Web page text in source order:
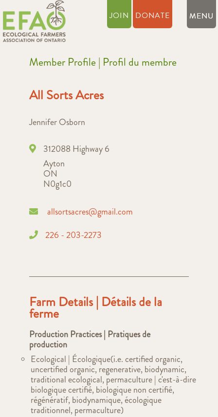
JOIN DONATE
Member Profile | Profil du membre
All Sorts Acres
Jennifer Osborn
312088 Highway 6
Ayton
ON
N0g1c0
allsortsacres@gmail.com
226 - 203-2273
Farm Details | Détails de la
ferme
Production Practices | Pratiques de
production
Ecological | Écologique(i.e. certified organic,
uncertified organic, regenerative, biodynamic,
traditional ecological, permaculture | c'est-à-dire
biologique certifié, biologique non certifié,
régénératif, biodynamique, écologique
traditionnel, permaculture)